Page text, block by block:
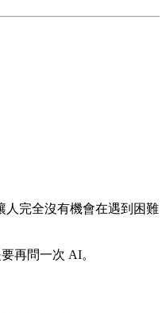
人完全沒有機會在遇到困難
再問一次 AI。